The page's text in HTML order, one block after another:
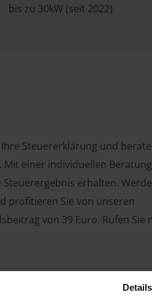
Details
bis zu 30kW (seit 2022)
Steuererklärung und berate
Mit einer individuellen
erhalten.
profitieren Sie von unseren
von 39 Euro. Rufen Sie
Arbeitnehmer, Beamte,